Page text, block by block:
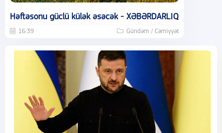
Həftəsonu güclü külək əsəcək - XƏBƏRDARLIQ
16:39 Gündəm / Cəmiyyət